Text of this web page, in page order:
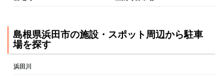
島根県浜田市の施設・スポット周辺から駐車
場を探す
浜田川